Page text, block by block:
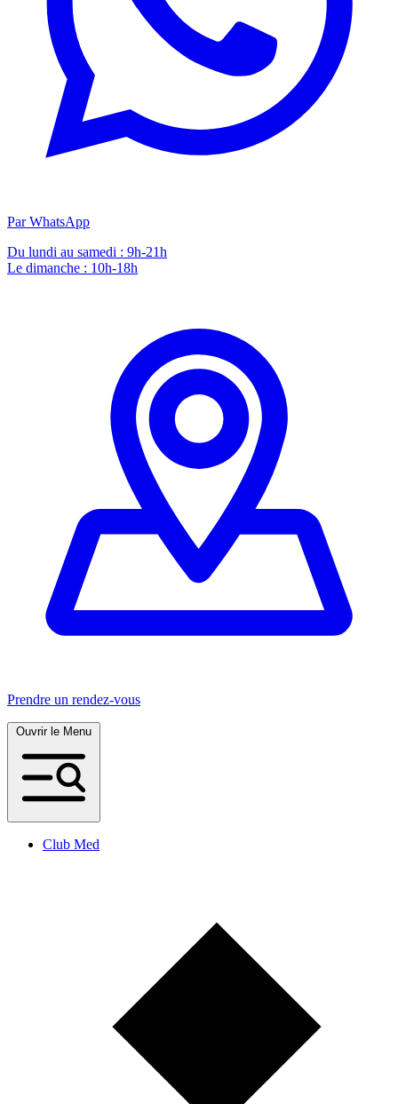
Par WhatsApp
Du lundi au samedi : 9h-21h
Le dimanche : 10h-18h
Prendre un rendez-vous
Club Med